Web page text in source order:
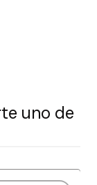
uno de